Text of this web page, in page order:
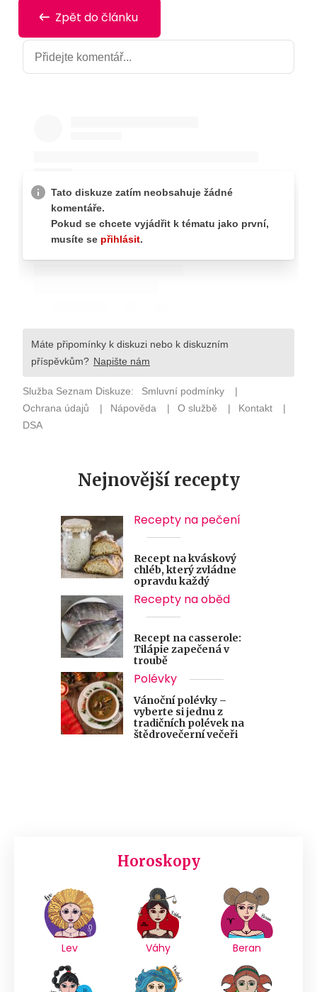
Zpět do článku
Nejnovější recepty
Recepty na pečení
Recept na kváskový
chléb, který zvládne
opravdu každý
Recepty na oběd
Recept na casserole:
Tilápie zapečená v
troubě
Polévky
Vánoční polévky –
vyberte si jednu z
tradičních polévek na
štědrovečerní večeři
Horoskopy
Lev Váhy Beran